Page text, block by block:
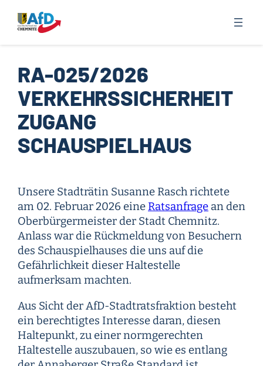
Inhalt
springen
RA-025/2026
VERKEHRSSICHERHEIT
ZUGANG
SCHAUSPIELHAUS
Unsere Stadträtin Susanne Rasch richtete
am 02. Februar 2026 eine Ratsanfrage an den
Oberbürgermeister der Stadt Chemnitz.
Anlass war die Rückmeldung von Besuchern
des Schauspielhauses die uns auf die
Gefährlichkeit dieser Haltestelle
aufmerksam machten.
Aus Sicht der AfD-Stadtratsfraktion besteht
ein berechtigtes Interesse daran, diesen
Haltepunkt, zu einer normgerechten
Haltestelle auszubauen, so wie es entlang